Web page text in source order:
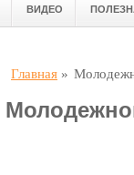
ВИДЕО
Главная »